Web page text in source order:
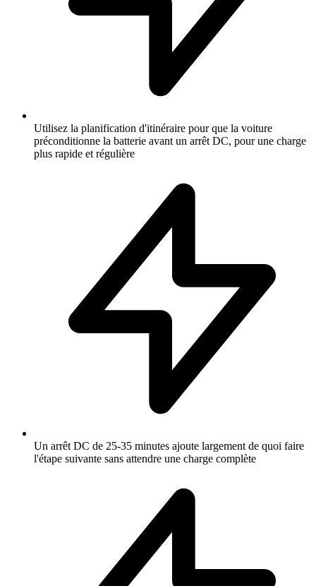
Utilisez la planification d'itinéraire pour que la voiture
préconditionne la batterie avant un arrêt DC, pour une charge
plus rapide et régulière
Un arrêt DC de 25-35 minutes ajoute largement de quoi faire
l'étape suivante sans attendre une charge complète